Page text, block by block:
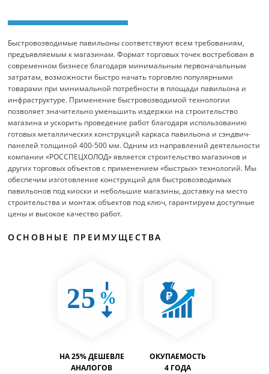
Быстровозводимые павильоны соответствуют всем требованиям,
предъявляемым к магазинам. Формат торговых точек востребован в
современном бизнесе благодаря минимальным первоначальным
затратам, возможности быстро начать торговлю популярными
товарами при минимальной потребности в площади павильона и
инфраструктуре. Применение быстровозводимой технологии
позволяет значительно уменьшить издержки на строительство
магазина и ускорить проведение работ благодаря использованию
готовых металлических конструкций каркаса павильона и сэндвич-
панелей толщиной 400-500 мм. Одним из направлений деятельности
компании «РОССПЕЦХОЛОД» является строительство магазинов и
других торговых объектов с применением «быстрых» технологий. Мы
обеспечим изготовление конструкций для быстровозводимых
павильонов под киоски и небольшие магазины, доставку на место
строительства и монтаж объектов под ключ, гарантируем доступные
цены и высокое качество работ.
ОСНОВНЫЕ ПРЕИМУЩЕСТВА
НА 25% ДЕШЕВЛЕ
АНАЛОГОВ
ОКУПАЕМОСТЬ
4 ГОДА